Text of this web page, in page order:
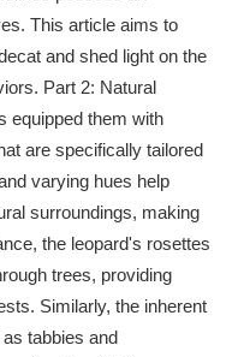
This article aims to
and shed light on the
Part 2: Natural
equipped them with
are specifically tailored
varying hues help
surroundings, making
the leopard's rosettes
trees, providing
Similarly, the inherent
tabbies and